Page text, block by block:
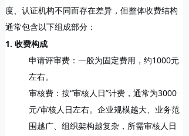
度、认证机构不同而存在差异，但整体收费结构
通常包含以下组成部分：
1. 收费构成
申请评审费 ：一般为固定费用，约1000元
左右。
审核费 ：按“审核人日”计费，通常为3000
元/审核人日左右。企业规模越大、业务范
围越广、组织架构越复杂，所需审核人日